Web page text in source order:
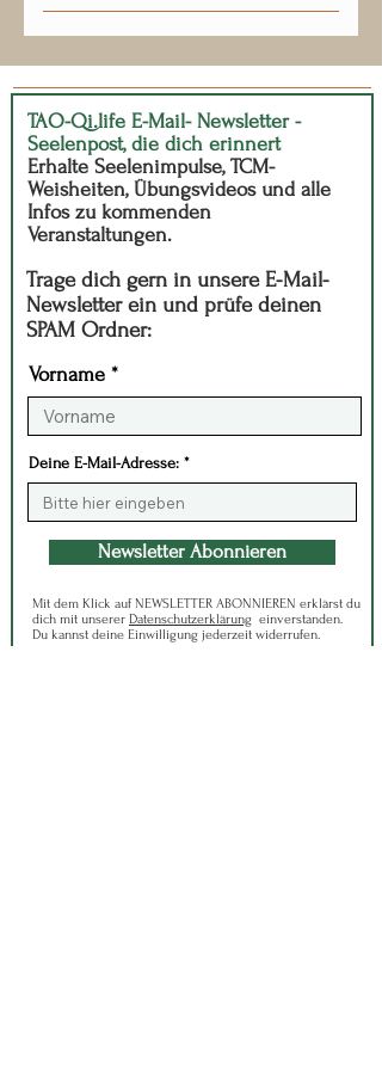
Tempo.
Beides. Die Praxis verbindet Körper,
TAO-Qi.life E-Mail- Newsletter -
Seelenpost, die dich erinnert
Erhalte Seelenimpulse, TCM-
Weisheiten, Übungsvideos und alle
Infos zu kommenden
Veranstaltungen.
Trage dich gern in unsere E-Mail-
Newsletter ein und prüfe deinen
SPAM Ordner:
Vorname
Deine E-Mail-Adresse:
Newsletter Abonnieren
Mit dem Klick auf NEWSLETTER ABONNIEREN erklärst du
dich mit unserer Datenschutzerklärung einverstanden.
Du kannst deine Einwilligung jederzeit widerrufen.